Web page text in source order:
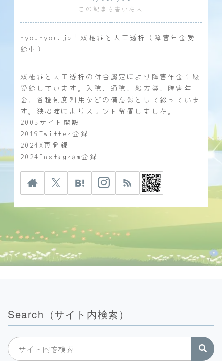
この記事を書いた人
hyouhyou.jp｜双極症と人工透析（障害年金受
給中）
双極症と人工透析の併合認定により障害年金１級
受給しています。入院、通院、処方薬、障害年
金、各種制度利用などの備忘録として綴っていま
す。狭心症によりステント留置しました。
2005サイト開設
2019Twitter登録
2024X再登録
2024Instagram登録
Search（サイト内検索）